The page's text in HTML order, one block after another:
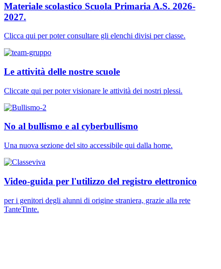
Materiale scolastico Scuola Primaria A.S. 2026-
2027.
Clicca qui per poter consultare gli elenchi divisi per classe.
Le attività delle nostre scuole
Cliccate qui per poter visionare le attività dei nostri plessi.
No al bullismo e al cyberbullismo
Una nuova sezione del sito accessibile qui dalla home.
Video-guida per l'utilizzo del registro elettronico
per i genitori degli alunni di origine straniera, grazie alla rete
TanteTinte.